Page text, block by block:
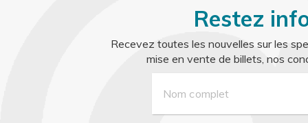
Restez
Recevez toutes les nouvelles sur les
mise en vente de billets, nos
Nom complet